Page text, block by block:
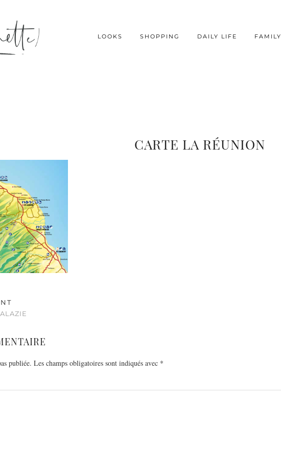
LOOKS SHOPPING DAILY LIFE FAMILY
CARTE LA RÉUNION
publiée. Les champs obligatoires sont indiqués avec *